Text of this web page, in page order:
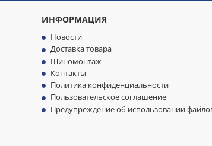
ИНФОРМАЦИЯ
Новости
Доставка товара
Шиномонтаж
Контакты
Политика конфиденциальности
Пользовательское соглашение
Предупреждение об использовании